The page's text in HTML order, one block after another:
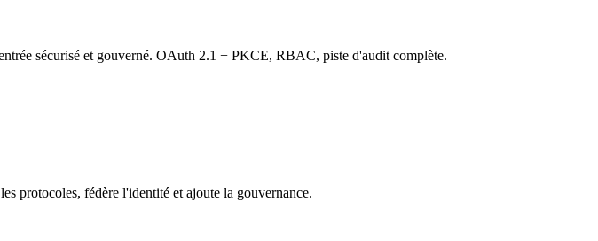
sécurisé et gouverné. OAuth 2.1 + PKCE, RBAC, piste d'audit complète.
protocoles, fédère l'identité et ajoute la gouvernance.